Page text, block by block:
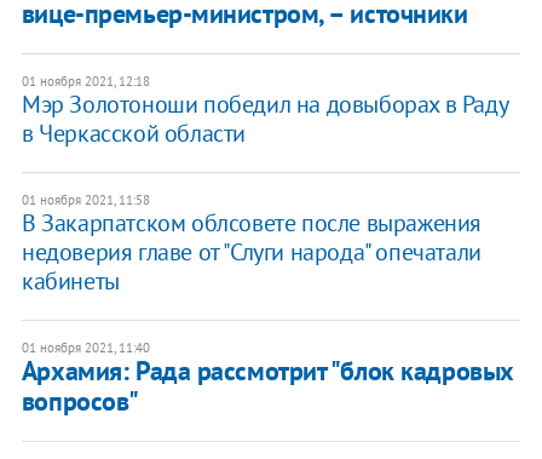
вице-премьер-министром, – источники
01 ноября 2021, 12:18
Мэр Золотоноши победил на довыборах в Раду
в Черкасской области
01 ноября 2021, 11:58
В Закарпатском облсовете после выражения
недоверия главе от "Слуги народа" опечатали
кабинеты
01 ноября 2021, 11:40
Архамия: Рада рассмотрит "блок кадровых
вопросов"